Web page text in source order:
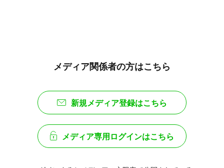
メディア関係者の方はこちら
新規メディア登録はこちら
メディア専用ログインはこちら